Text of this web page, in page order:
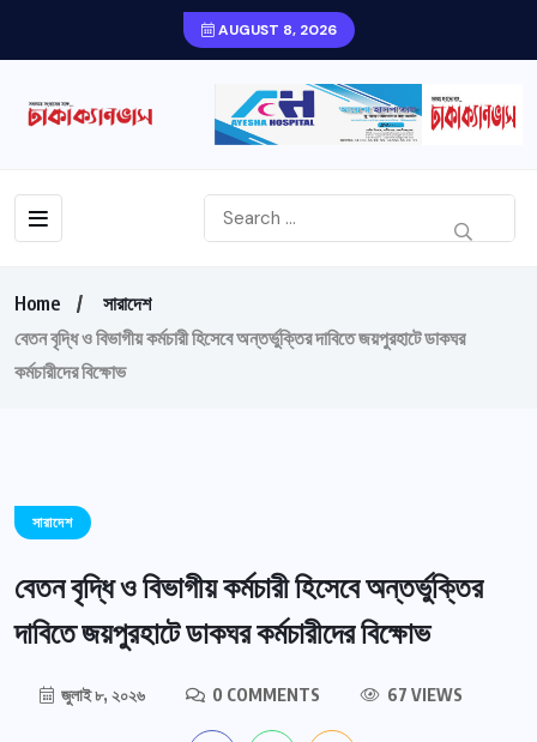
AUGUST 8, 2026
Home
সারাদেশ
বেতন বৃদ্ধি ও বিভাগীয় কর্মচারী হিসেবে অন্তর্ভুক্তির দাবিতে জয়পুরহাটে ডাকঘর
কর্মচারীদের বিক্ষোভ
সারাদেশ
বেতন বৃদ্ধি ও বিভাগীয় কর্মচারী হিসেবে অন্তর্ভুক্তির
দাবিতে জয়পুরহাটে ডাকঘর কর্মচারীদের বিক্ষোভ
জুলাই ৮, ২০২৬ 0 COMMENTS 67 VIEWS